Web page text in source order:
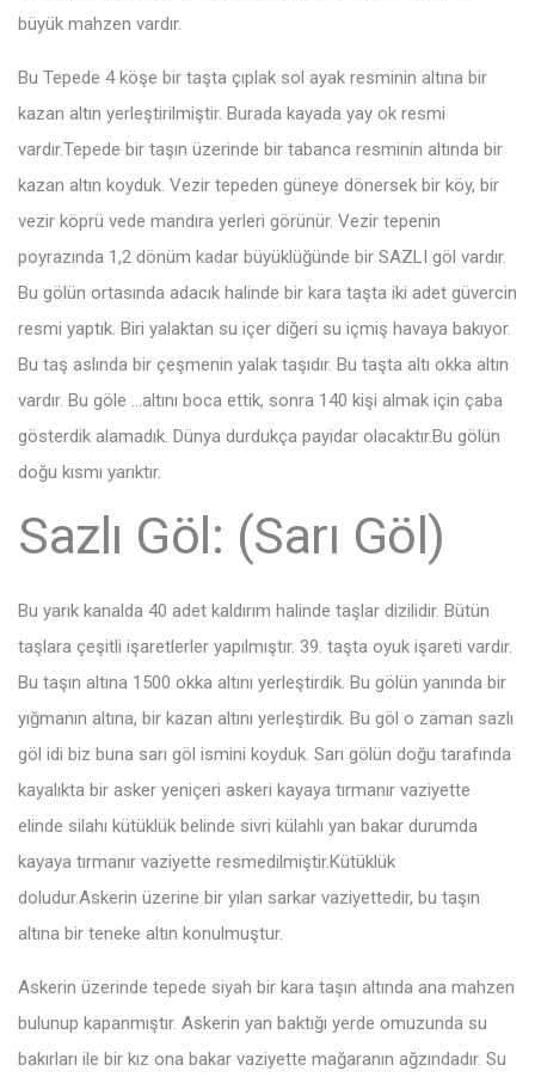
büyük mahzen vardır.
Bu Tepede 4 köşe bir taşta çıplak sol ayak resminin altına bir
kazan altın yerleştirilmiştir. Burada kayada yay ok resmi
vardır.Tepede bir taşın üzerinde bir tabanca resminin altında bir
kazan altın koyduk. Vezir tepeden güneye dönersek bir köy, bir
vezir köprü vede mandıra yerleri görünür. Vezir tepenin
poyrazında 1,2 dönüm kadar büyüklüğünde bir SAZLI göl vardır.
Bu gölün ortasında adacık halinde bir kara taşta iki adet güvercin
resmi yaptık. Biri yalaktan su içer diğeri su içmiş havaya bakıyor.
Bu taş aslında bir çeşmenin yalak taşıdır. Bu taşta altı okka altın
vardır. Bu göle …altını boca ettik, sonra 140 kişi almak için çaba
gösterdik alamadık. Dünya durdukça payidar olacaktır.Bu gölün
doğu kısmı yarıktır.
Sazlı Göl: (Sarı Göl)
Bu yarık kanalda 40 adet kaldırım halinde taşlar dizilidir. Bütün
taşlara çeşitli işaretlerler yapılmıştır. 39. taşta oyuk işareti vardır.
Bu taşın altına 1500 okka altını yerleştirdik. Bu gölün yanında bir
yığmanın altına, bir kazan altını yerleştirdik. Bu göl o zaman sazlı
göl idi biz buna sarı göl ismini koyduk. Sarı gölün doğu tarafında
kayalıkta bir asker yeniçeri askeri kayaya tırmanır vaziyette
elinde silahı kütüklük belinde sivri külahlı yan bakar durumda
kayaya tırmanır vaziyette resmedilmiştir.Kütüklük
doludur.Askerin üzerine bir yılan sarkar vaziyettedir, bu taşın
altına bir teneke altın konulmuştur.
Askerin üzerinde tepede siyah bir kara taşın altında ana mahzen
bulunup kapanmıştır. Askerin yan baktığı yerde omuzunda su
bakırları ile bir kız ona bakar vaziyette mağaranın ağzındadır. Su